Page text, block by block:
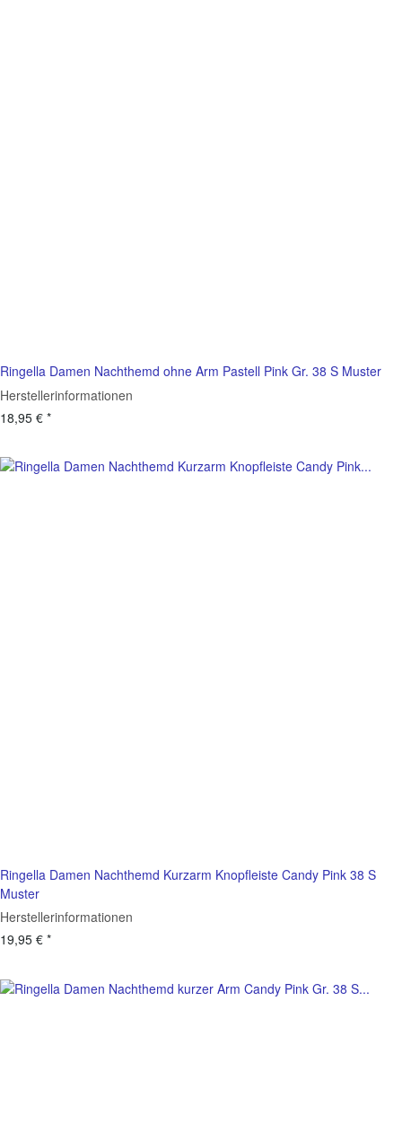
Ringella Damen Nachthemd ohne Arm Pastell Pink Gr. 38 S Muster
Herstellerinformationen
18,95 € *
Ringella Damen Nachthemd Kurzarm Knopfleiste Candy Pink 38 S
Muster
Herstellerinformationen
19,95 € *